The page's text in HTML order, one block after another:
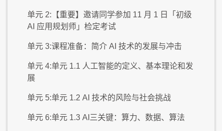
单元 2:【重要】邀请同学参加 11 月 1 日「初级
AI 应用规划师」检定考试
单元 3:课程准备：简介 AI 技术的发展与冲击
单元 4:单元 1.1 人工智能的定义、基本理论和发
展
单元 5:单元 1.2 AI 技术的风险与社会挑战
单元 6:单元 1.3 AI三关键：算力、数据、算法